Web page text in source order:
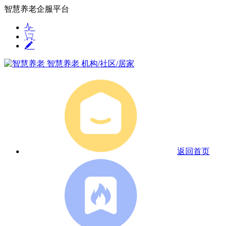
智慧养老企服平台
智慧养老 机构/社区/居家
返回首页